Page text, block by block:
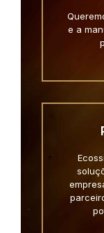
e a